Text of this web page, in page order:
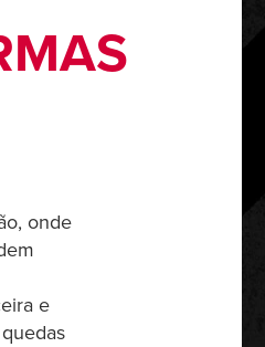
onde
e